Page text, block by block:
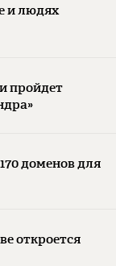
и людях
пройдет
доменов для
откроется